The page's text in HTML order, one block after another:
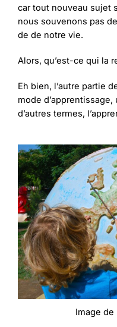
car tout nouveau sujet
nous souvenons pas
de de notre vie.
Alors, qu’est-ce qui la
Eh bien, l’autre partie
mode
d’autres termes,
Image de